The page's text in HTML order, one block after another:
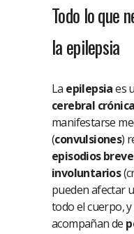
Todo lo que
la epilepsia
La epilepsiaes
cerebral crónica
manifestarse
(convulsiones)
episodios
involuntarios
pueden afectar
todo el cuerpo,
acompañan de